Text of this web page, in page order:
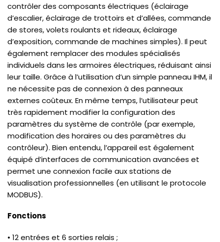
contrôler des composants électriques (éclairage
d’escalier, éclairage de trottoirs et d’allées, commande
de stores, volets roulants et rideaux, éclairage
d’exposition, commande de machines simples). Il peut
également remplacer des modules spécialisés
individuels dans les armoires électriques, réduisant ainsi
leur taille. Grâce à l’utilisation d’un simple panneau IHM, il
ne nécessite pas de connexion à des panneaux
externes coûteux. En même temps, l’utilisateur peut
très rapidement modifier la configuration des
paramètres du système de contrôle (par exemple,
modification des horaires ou des paramètres du
contrôleur). Bien entendu, l’appareil est également
équipé d’interfaces de communication avancées et
permet une connexion facile aux stations de
visualisation professionnelles (en utilisant le protocole
MODBUS).
Fonctions
• 12 entrées et 6 sorties relais ;